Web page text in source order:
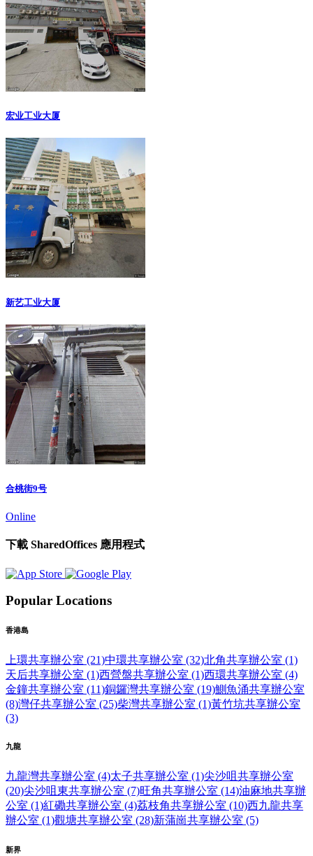
宏业工业大厦
新艺工业大厦
合桃街9号
Online
下載 SharedOffices 應用程式
Popular Locations
香港島
上環共享辦公室 (21)中環共享辦公室 (32)北角共享辦公室 (1)
天后共享辦公室 (1)西營盤共享辦公室 (1)西環共享辦公室 (4)
金鐘共享辦公室 (11)銅鑼灣共享辦公室 (19)鰂魚涌共享辦公室
(8)灣仔共享辦公室 (25)柴灣共享辦公室 (1)黃竹坑共享辦公室
(3)
九龍
九龍灣共享辦公室 (4)太子共享辦公室 (1)尖沙咀共享辦公室
(20)尖沙咀東共享辦公室 (7)旺角共享辦公室 (14)油麻地共享辦
公室 (1)紅磡共享辦公室 (4)荔枝角共享辦公室 (10)西九龍共享
辦公室 (1)觀塘共享辦公室 (28)新蒲崗共享辦公室 (5)
新界